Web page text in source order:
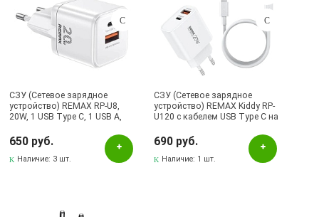
СЗУ (Сетевое зарядное
устройство) REMAX RP-U8,
20W, 1 USB Type C, 1 USB A,
650 руб.
Наличие: 3 шт.
СЗУ (Сетевое зарядное
устройство) REMAX Kiddy RP-
U120 с кабелем USB Type C на
USB Type C, длина 1 метр,
цвет белый
690 руб.
Наличие: 1 шт.